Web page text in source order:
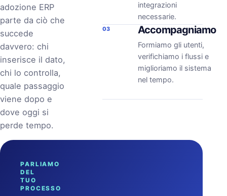
adozione ERP
parte da ciò che
succede
davvero: chi
inserisce il dato,
chi lo controlla,
quale passaggio
viene dopo e
dove oggi si
perde tempo.
integrazioni
necessarie.
03 Accompagniamo
Formiamo gli utenti,
verifichiamo i flussi e
miglioriamo il sistema
nel tempo.
PARLIAMO
DEL
TUO
PROCESSO